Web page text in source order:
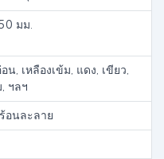
มม.
น, เหลืองเข้ม, แดง, เขียว,
ฯลฯ
อนละลาย